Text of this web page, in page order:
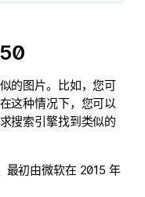
的图片。比如，您可
这种情况下，您可以
搜索引擎找到类似的
最初由微软在 2015 年